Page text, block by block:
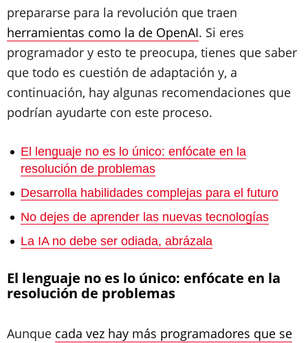
prepararse para la revolución que traen
herramientas como la de OpenAI. Si eres
programador y esto te preocupa, tienes que saber
que todo es cuestión de adaptación y, a
continuación, hay algunas recomendaciones que
podrían ayudarte con este proceso.
El lenguaje no es lo único: enfócate en la
resolución de problemas
Desarrolla habilidades complejas para el futuro
No dejes de aprender las nuevas tecnologías
La IA no debe ser odiada, abrázala
El lenguaje no es lo único: enfócate en la
resolución de problemas
Aunque cada vez hay más programadores que se